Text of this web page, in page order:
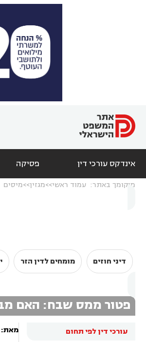
אינדקס עורכי דין פסיקה
מיקומך באתר: עמוד ראשי מגזין מיסים
דיני חוזים מומחים לדין הזר
פטור ממס שבח: האם
עורכי דין לפי תחום
מאת: